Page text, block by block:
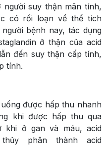
suy thận mãn tính,
có rối loạn về thể tích
bệnh nay, tác dụng
ở thận của acid
đến suy thận cấp tính,
tính.
được hấp thu nhanh
khi được hấp thu qua
khi ở gan và máu, acid
thủy phân thành acid